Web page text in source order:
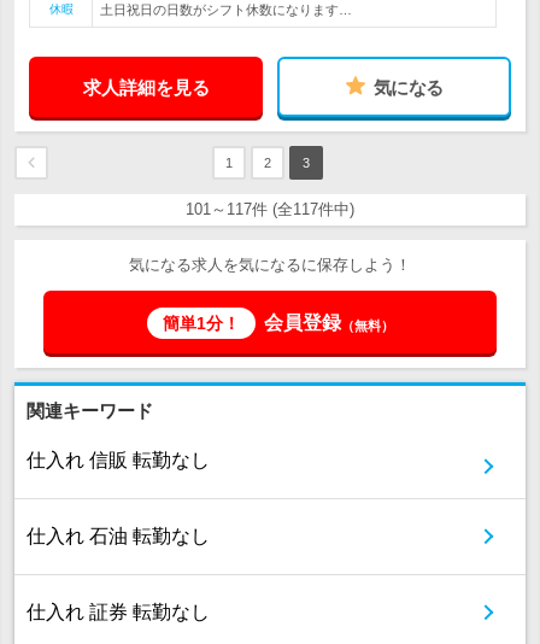
休暇
土日祝日の日数がシフト休数になります…
求人詳細を見る 気になる
1 2 3
101～117件 (全117件中)
気になる求人を気になるに保存しよう！
簡単1分！ 会員登録（無料）
関連キーワード
仕入れ 信販 転勤なし
仕入れ 石油 転勤なし
仕入れ 証券 転勤なし